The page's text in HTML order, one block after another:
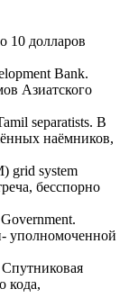
10 долларов
Bank.
Азиатского
separatists. В
наёмников,
grid system
бесспорно
уполномоченной
Спутниковая
кода,